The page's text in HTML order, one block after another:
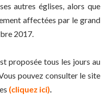
autres églises, alors que
affectées par le grand
2017.
proposée tous les jours au
pouvez consulter le site
(cliquez ici).